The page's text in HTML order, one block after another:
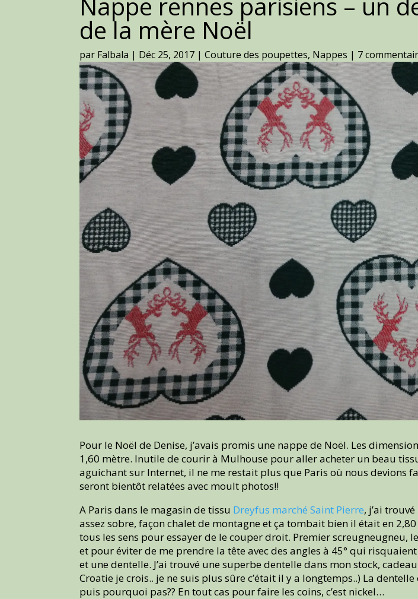
de la mère Noël
par Falbala | Déc 25, 2017 |Couture des poupettes, Nappes | 7
Pour le Noël de Denise, j’avais promis une nappe de Noël. Les
1,60 mètre. Inutile de courir à Mulhouse pour aller acheter un beau
aguichant sur Internet, il ne me restait plus que Paris où nous devions
seront bientôt relatées avec moult photos!!
A Paris dans le magasin de tissu Dreyfus marché Saint Pierre, j’ai
assez sobre, façon chalet de montagne et ça tombait bien il était en
tous les sens pour essayer de le couper droit. Premier screugneugneu,
et pour éviter de me prendre la tête avec des angles à 45° qui
et une dentelle. J’ai trouvé une superbe dentelle dans mon stock,
Croatie je crois.. je ne suis plus sûre c’était il y a longtemps..) La
puis pourquoi pas?? En tout cas pour faire les coins, c’est nickel…